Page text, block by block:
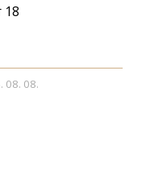
18
08. 08.